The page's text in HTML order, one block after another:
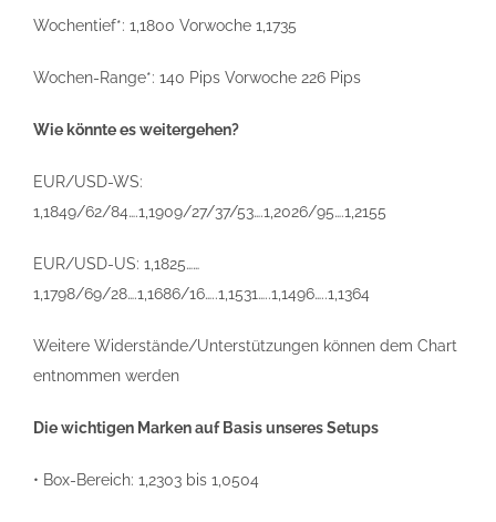
Wochentief*: 1,1800 Vorwoche 1,1735
Wochen-Range*: 140 Pips Vorwoche 226 Pips
Wie könnte es weitergehen?
EUR/USD-WS:
1,1849/62/84….1,1909/27/37/53….1,2026/95….1,2155
EUR/USD-US: 1,1825……
1,1798/69/28….1,1686/16…..1,1531…..1,1496…..1,1364
Weitere Widerstände/Unterstützungen können dem Chart
entnommen werden
Die wichtigen Marken auf Basis unseres Setups
• Box-Bereich: 1,2303 bis 1,0504